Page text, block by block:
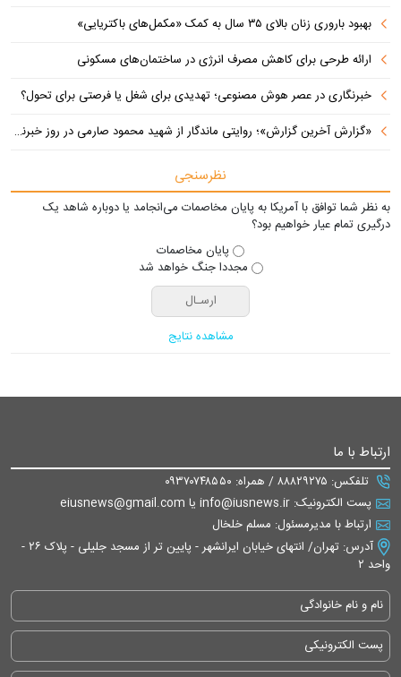
بهبود باروری زنان بالای ۳۵ سال به کمک «مکمل‌های باکتریایی»
ارائه طرحی برای کاهش مصرف انرژی در ساختمان‌های مسکونی
خبرنگاری در عصر هوش مصنوعی؛ تهدیدی برای شغل یا فرصتی برای تحول؟
«گزارش آخرین گزارش»؛ روایتی ماندگار از شهید محمود صارمی در روز خبرنگار
نظرسنجی
به نظر شما توافق با آمریکا به پایان مخاصمات می‌انجامد یا دوباره شاهد یک
درگیری تمام عیار خواهیم بود؟
پایان مخاصمات
مجددا جنگ خواهد شد
مشاهده نتایج
ارتباط با ما
تلفکس: ۸۸۸۲۹۲۷۵ / همراه: ۰۹۳۷۰۷۴۸۵۵۰
پست الکترونیک: info@iusnews.ir یا eiusnews@gmail.com
ارتباط با مدیرمسئول: مسلم خلخال
آدرس: تهران/ انتهای خیابان ایرانشهر - پایین تر از مسجد جلیلی - پلاک ۲۶ -
واحد ۲